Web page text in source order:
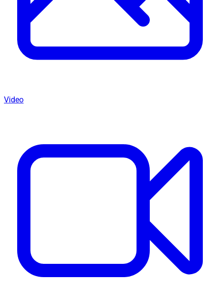
Video